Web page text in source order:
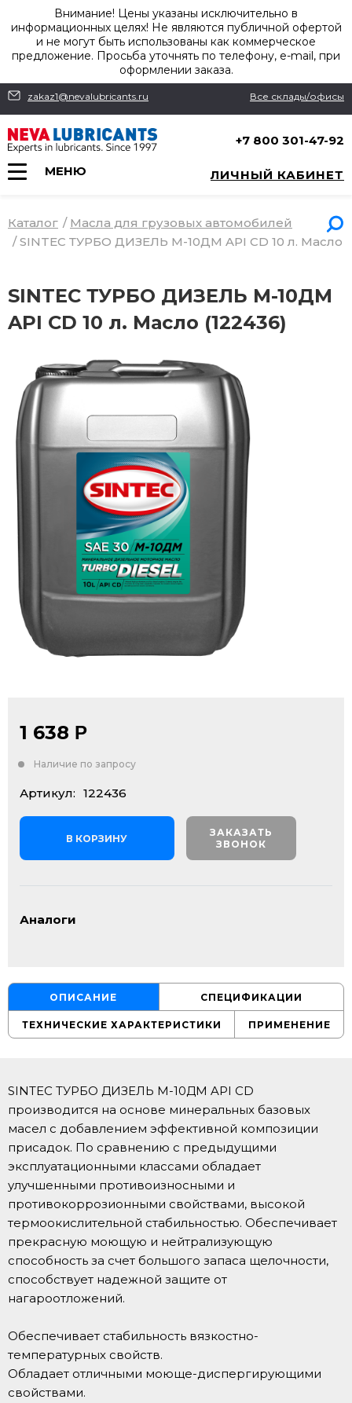
Внимание! Цены указаны исключительно в
информационных целях! Не являются публичной офертой
и не могут быть использованы как коммерческое
предложение. Просьба уточнять по телефону, e-mail, при
оформлении заказа.
zakaz1@nevalubricants.ru Все склады/офисы
+7 800 301-47-92
МЕНЮ ЛИЧНЫЙ КАБИНЕТ
Каталог / Масла для грузовых автомобилей
/ SINTEC ТУРБО ДИЗЕЛЬ М-10ДМ API CD 10 л. Масло
SINTEC ТУРБО ДИЗЕЛЬ М-10ДМ
API CD 10 л. Масло (122436)
1 638 Р
Наличие по запросу
Артикул: 122436
В КОРЗИНУ
ЗАКАЗАТЬ
ЗВОНОК
Аналоги
ОПИСАНИЕ СПЕЦИФИКАЦИИ
ТЕХНИЧЕСКИЕ ХАРАКТЕРИСТИКИ ПРИМЕНЕНИЕ
SINTEC ТУРБО ДИЗЕЛЬ М-10ДМ API CD
производится на основе минеральных базовых
масел с добавлением эффективной композиции
присадок. По сравнению с предыдущими
эксплуатационными классами обладает
улучшенными противоизносными и
противокоррозионными свойствами, высокой
термоокислительной стабильностью. Обеспечивает
прекрасную моющую и нейтрализующую
способность за счет большого запаса щелочности,
способствует надежной защите от
нагароотложений.
Обеспечивает стабильность вязкостно-
температурных свойств.
Обладает отличными моюще-диспергирующими
свойствами.